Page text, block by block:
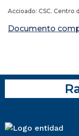
Accioado: CSC. Centro
Documento